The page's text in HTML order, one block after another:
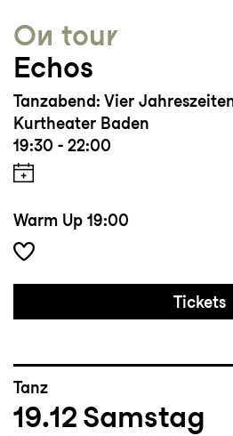
On tour
Echos
Tanzabend: Vier
Kurtheater Baden
19:30 - 22:00
Warm Up 19:00
Tickets
Tanz
19.12 Samstag